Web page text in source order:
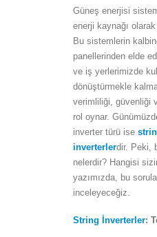
Güneş enerjisi
enerji kaynağı
Bu sistemlerin
panellerinden elde
ve iş yerlerimizde
dönüştürmekle
verimliliği, güvenliği
rol oynar.
inverter türü ise
inverterlerdir. Peki,
nelerdir? Hangisi
yazımızda, bu
inceleyeceğiz.
String İnverterler: